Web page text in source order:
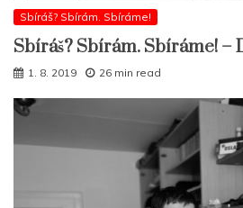
Sbíráš? Sbírám. Sbíráme!
Sbíráš? Sbírám. Sbíráme! –
1. 8. 2019 26 min read